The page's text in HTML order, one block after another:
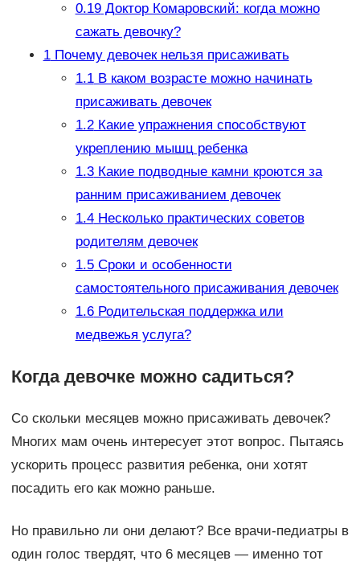
0.19Доктор Комаровский: когда можно
сажать девочку?
1Почему девочек нельзя присаживать
1.1В каком возрасте можно начинать
присаживать девочек
1.2Какие упражнения способствуют
укреплению мышц ребенка
1.3Какие подводные камни кроются за
ранним присаживанием девочек
1.4Несколько практических советов
родителям девочек
1.5Сроки и особенности
самостоятельного присаживания девочек
1.6Родительская поддержка или
медвежья услуга?
Когда девочке можно садиться?
Со скольки месяцев можно присаживать девочек?
Многих мам очень интересует этот вопрос. Пытаясь
ускорить процесс развития ребенка, они хотят
посадить его как можно раньше.
Но правильно ли они делают? Все врачи-педиатры в
один голос твердят, что 6 месяцев — именно тот